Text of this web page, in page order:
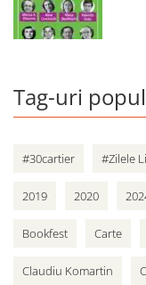
Tag-uri
#30cartier #Zilele
2019 2020
Bookfest Carte
Claudiu Komartin